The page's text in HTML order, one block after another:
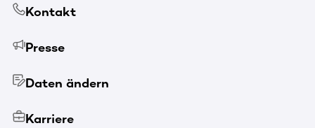
Kontakt
Presse
Daten ändern
Karriere